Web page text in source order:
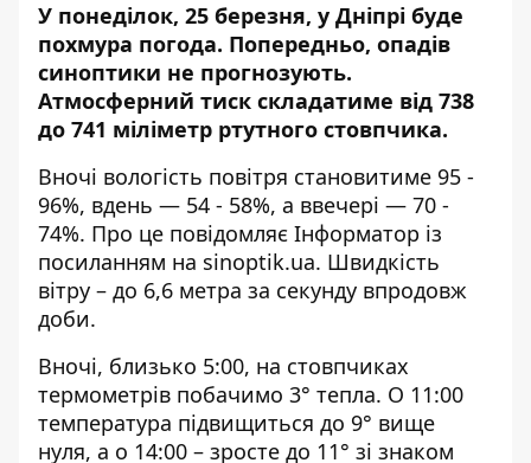
У понеділок, 25 березня, у Дніпрі буде
похмура погода. Попередньо, опадів
синоптики не прогнозують.
Атмосферний тиск складатиме від 738
до 741 міліметр ртутного стовпчика.
Вночі вологість повітря становитиме 95 -
96%, вдень — 54 - 58%, а ввечері — 70 -
74%. Про це повідомляє Інформатор із
посиланням на sinoptik.ua. Швидкість
вітру – до 6,6 метра за секунду впродовж
доби.
Вночі, близько 5:00, на стовпчиках
термометрів побачимо 3° тепла. О 11:00
температура підвищиться до 9° вище
нуля, а о 14:00 – зросте до 11° зі знаком